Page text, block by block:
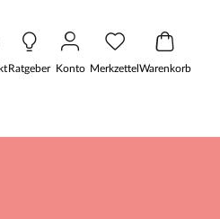
Ratgeber Konto MerkzettelWarenkorb